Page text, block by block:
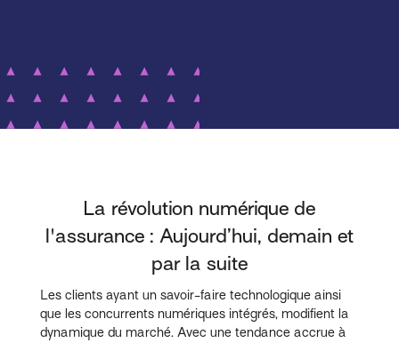
La révolution numérique de
l'assurance : Aujourd’hui, demain et
par la suite
Les clients ayant un savoir-faire technologique ainsi
que les concurrents numériques intégrés, modifient la
dynamique du marché. Avec une tendance accrue à